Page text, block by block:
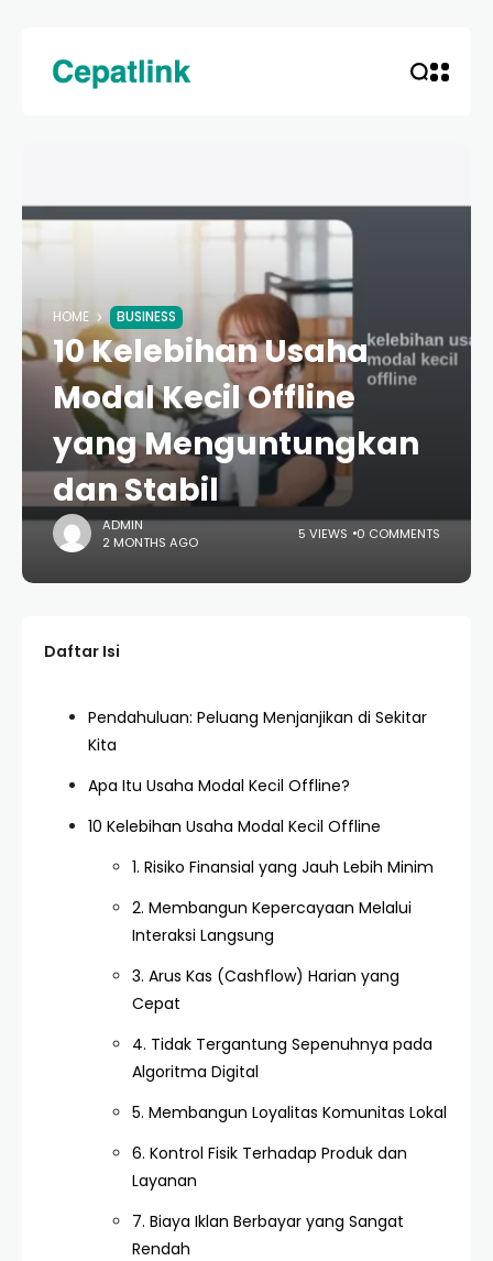
HOME BUSINESS
10 Kelebihan Usaha
Modal Kecil Offline
yang Menguntungkan
dan Stabil
ADMIN
2 MONTHS AGO
5 VIEWS 0 COMMENTS
Daftar Isi
Pendahuluan: Peluang Menjanjikan di Sekitar
Kita
Apa Itu Usaha Modal Kecil Offline?
10 Kelebihan Usaha Modal Kecil Offline
1. Risiko Finansial yang Jauh Lebih Minim
2. Membangun Kepercayaan Melalui
Interaksi Langsung
3. Arus Kas (Cashflow) Harian yang
Cepat
4. Tidak Tergantung Sepenuhnya pada
Algoritma Digital
5. Membangun Loyalitas Komunitas Lokal
6. Kontrol Fisik Terhadap Produk dan
Layanan
7. Biaya Iklan Berbayar yang Sangat
Rendah